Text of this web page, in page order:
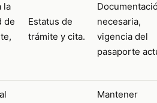
la
de
Estatus de
trámite y cita.
necesaria,
vigencia del
pasaporte
Mantener